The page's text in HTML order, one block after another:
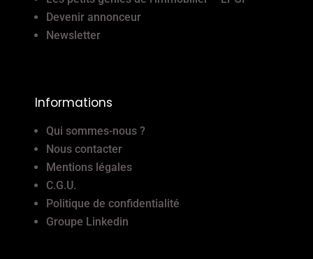
Devenir annonceur
Newsletter
Informations
Qui sommes-nous ?
Nous contacter
Mentions légales
C.G.U.
Politique de confidentialité
Groupe Linkedin